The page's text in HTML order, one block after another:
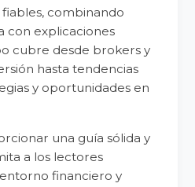
combinando
con explicaciones
cubre desde brokers y
hasta tendencias
y oportunidades en
una guía sólida y
a los lectores
financiero y